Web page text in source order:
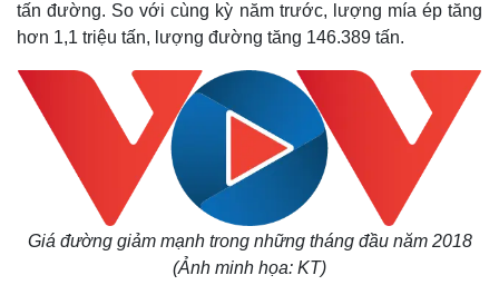
tấn đường. So với cùng kỳ năm trước, lượng mía ép tăng
hơn 1,1 triệu tấn, lượng đường tăng 146.389 tấn.
Giá đường giảm mạnh trong những tháng đầu năm 2018
(Ảnh minh họa: KT)